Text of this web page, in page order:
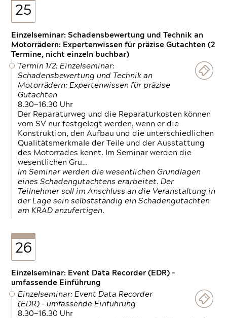
25
Einzelseminar: Schadensbewertung und Technik an
Motorrädern: Expertenwissen für präzise Gutachten (2
Termine, nicht einzeln buchbar)
Termin 1/2: Einzelseminar:
Schadensbewertung und Technik an
Motorrädern: Expertenwissen für präzise
Gutachten
8.30—16.30 Uhr
Der Reparaturweg und die Reparaturkosten können
vom SV nur festgelegt werden, wenn er die
Konstruktion, den Aufbau und die unterschiedlichen
Qualitätsmerkmale der Teile und der Ausstattung
des Motorrades kennt. Im Seminar werden die
wesentlichen Gru…
Im Seminar werden die wesentlichen Grundlagen
eines Schadengutachtens erarbeitet. Der
Teilnehmer soll im Anschluss an die Veranstaltung in
der Lage sein selbstständig ein Schadengutachten
am KRAD anzufertigen.
26
Einzelseminar: Event Data Recorder (EDR) –
umfassende Einführung
Einzelseminar: Event Data Recorder
(EDR) – umfassende Einführung
8.30—16.30 Uhr